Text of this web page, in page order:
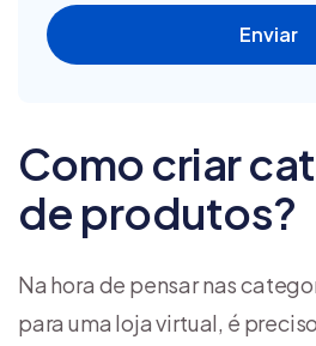
Como criar
de produtos?
Na hora de pensar nas
para uma loja virtual, é